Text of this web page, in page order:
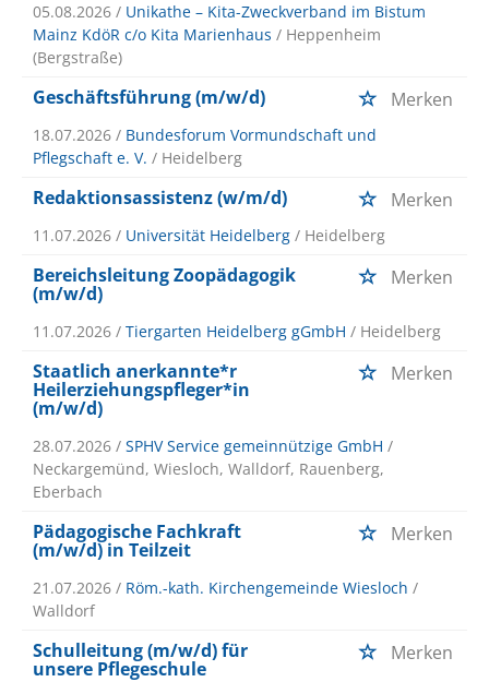
05.08.2026 / Unikathe – Kita-Zweckverband im Bistum
Mainz KdöR c/o Kita Marienhaus / Heppenheim
(Bergstraße)
Geschäftsführung (m/w/d) Merken
18.07.2026 / Bundesforum Vormundschaft und
Pflegschaft e. V. / Heidelberg
Redaktionsassistenz (w/m/d) Merken
11.07.2026 / Universität Heidelberg / Heidelberg
Bereichsleitung Zoopädagogik
(m/w/d)
Merken
11.07.2026 / Tiergarten Heidelberg gGmbH / Heidelberg
Staatlich anerkannte*r
Heilerziehungspfleger*in
(m/w/d)
Merken
28.07.2026 / SPHV Service gemeinnützige GmbH /
Neckargemünd, Wiesloch, Walldorf, Rauenberg,
Eberbach
Pädagogische Fachkraft
(m/w/d) in Teilzeit
Merken
21.07.2026 / Röm.-kath. Kirchengemeinde Wiesloch /
Walldorf
Schulleitung (m/w/d) für
unsere Pflegeschule
Merken